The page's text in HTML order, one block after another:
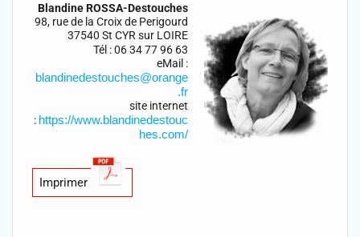
Blandine ROSSA-Destouches
98, rue de la Croix de Perigourd
37540 St CYR sur LOIRE
Tél : 06 34 77 96 63
eMail :
blandinedestouches@orange
.fr
site internet
: https://www.blandinedestouc
hes.com/
Imprimer